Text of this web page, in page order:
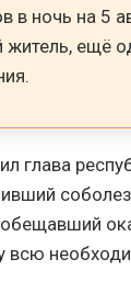
в ночь на 5
житель, ещё
глава
всю